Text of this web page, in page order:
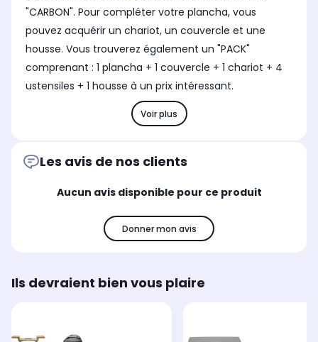
"CARBON". Pour compléter votre plancha, vous
pouvez acquérir un chariot, un couvercle et une
housse. Vous trouverez également un "PACK"
comprenant : 1 plancha + 1 couvercle + 1 chariot + 4
ustensiles + 1 housse à un prix intéressant.
Voir plus
Les avis de nos clients
Aucun avis disponible pour ce produit
Donner mon avis
Ils devraient bien vous plaire